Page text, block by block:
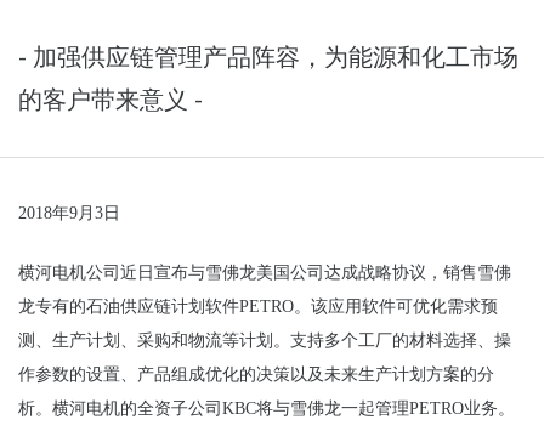
- 加强供应链管理产品阵容，为能源和化工市场
的客户带来意义 -
2018年9月3日
横河电机公司近日宣布与雪佛龙美国公司达成战略协议，销售雪佛
龙专有的石油供应链计划软件PETRO。该应用软件可优化需求预
测、生产计划、采购和物流等计划。支持多个工厂的材料选择、操
作参数的设置、产品组成优化的决策以及未来生产计划方案的分
析。横河电机的全资子公司KBC将与雪佛龙一起管理PETRO业务。